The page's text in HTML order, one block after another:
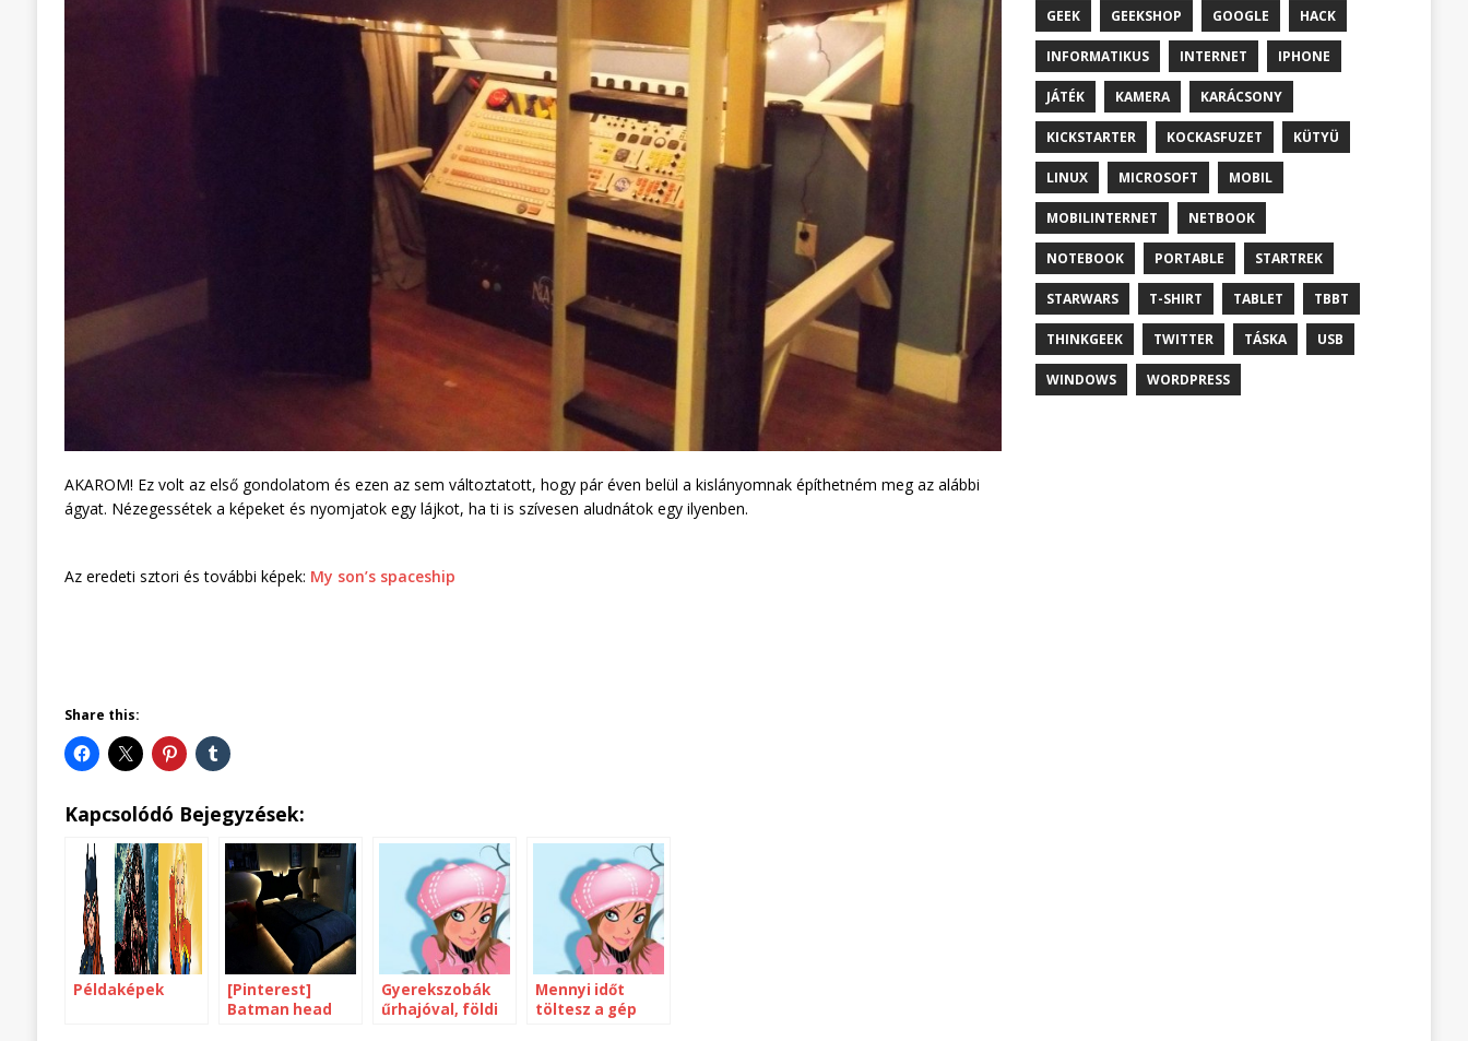
AKAROM! Ez volt az első gondolatom és ezen az sem változtatott, hogy pár éven belül a kislányomnak építhetném meg az alábbi
ágyat. Nézegessétek a képeket és nyomjatok egy lájkot, ha ti is szívesen aludnátok egy ilyenben.
Az eredeti sztori és további képek: My son’s spaceship
Share this:
Kapcsolódó Bejegyzések:
Példaképek
[Pinterest]
Batman head
Gyerekszobák
űrhajóval, földi
Mennyi időt
töltesz a gép
GEEK GEEKSHOP GOOGLE HACK
INFORMATIKUS INTERNET IPHONE
JÁTÉK KAMERA KARÁCSONY
KICKSTARTER KOCKASFUZET KÜTYÜ
LINUX MICROSOFT MOBIL
MOBILINTERNET NETBOOK
NOTEBOOK PORTABLE STARTREK
STARWARS T-SHIRT TABLET TBBT
THINKGEEK TWITTER TÁSKA USB
WINDOWS WORDPRESS